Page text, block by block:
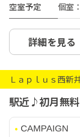
空室予定
個室
詳細を見る
Ｌａｐｌｕｓ西新
駅近♪初月無
CAMPAIGN